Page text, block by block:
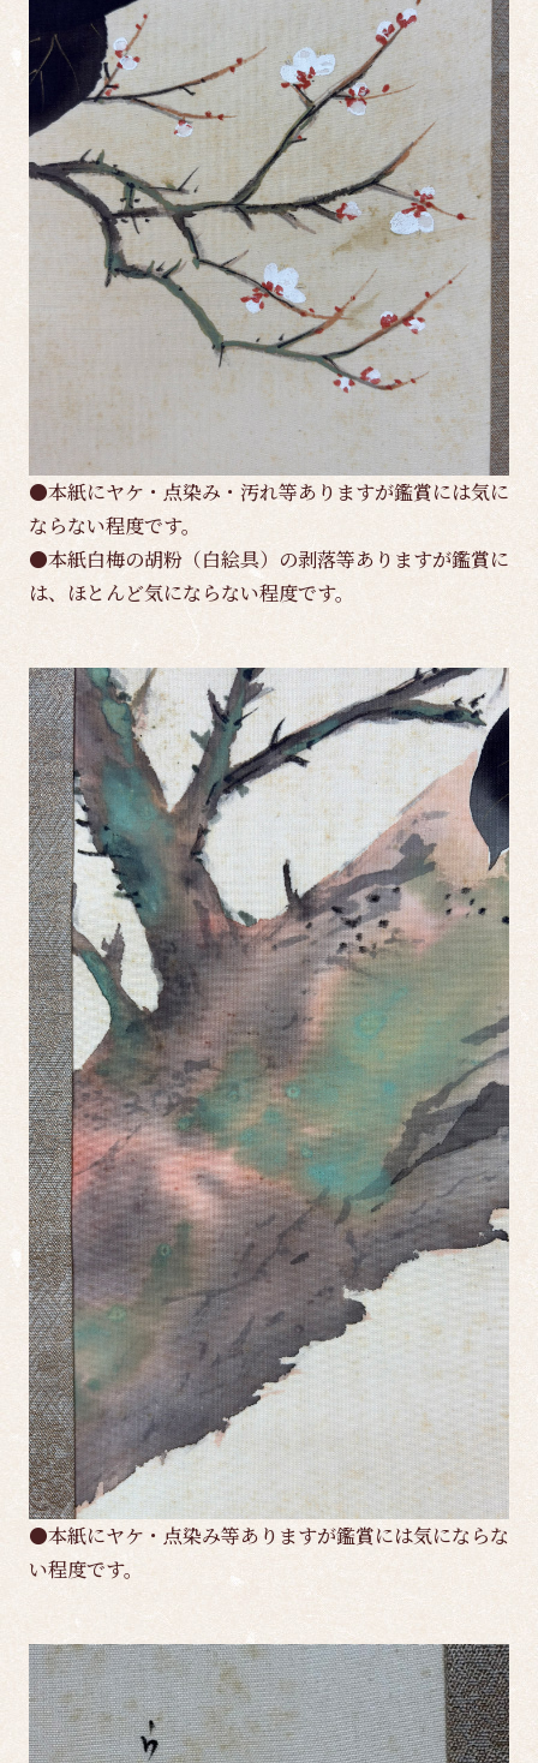
●本紙にヤケ・点染み・汚れ等ありますが鑑賞には気に
ならない程度です。
●本紙白梅の胡粉（白絵具）の剥落等ありますが鑑賞に
は、ほとんど気にならない程度です。
●本紙にヤケ・点染み等ありますが鑑賞には気にならな
い程度です。